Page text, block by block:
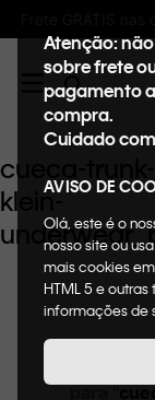
Atenção:
sobre frete
pagamento
compra.
Cuidado
AVISO DE
Olá, este é o
nosso site ou
mais cookies
HTML 5 e
informações de
de cookies,
suas funções. A
cueca-
klein-
Não